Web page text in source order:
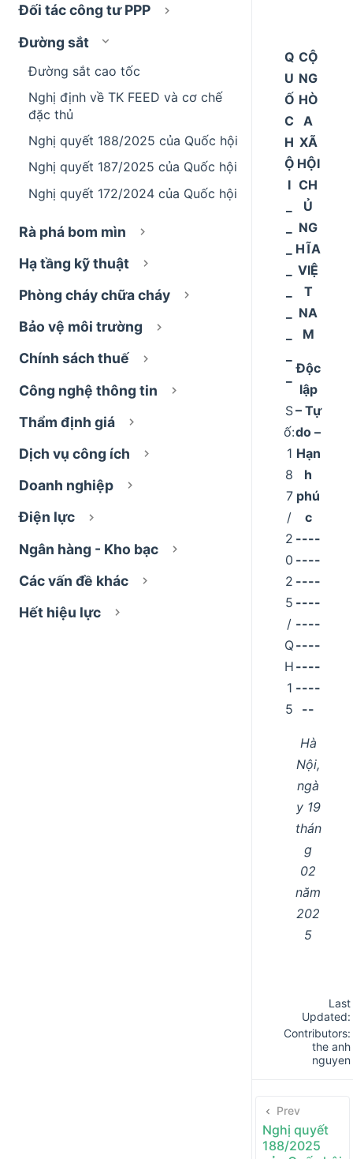
Đối tác công tư PPP
Đường sắt
Đường sắt cao tốc
Nghị định về TK FEED và cơ chế
đặc thủ
Nghị quyết 188/2025 của Quốc hội
Nghị quyết 187/2025 của Quốc hội
Nghị quyết 172/2024 của Quốc hội
Rà phá bom mìn
Hạ tầng kỹ thuật
Phòng cháy chữa cháy
Bảo vệ môi trường
Chính sách thuế
Công nghệ thông tin
Thẩm định giá
Dịch vụ công ích
Doanh nghiệp
Điện lực
Ngân hàng - Kho bạc
Các vấn đề khác
Hết hiệu lực
Q
U
Ố
C
H
Ộ
I
S
ố:
1
8
7
/
2
0
2
5
/
Q
H
1
5
CỘ
NG
HÒ
A
XÃ
HỘI
CH
Ủ
NG
HĨA
VIỆ
T
NA
M
Độc
lập
– Tự
do –
Hạn
h
phú
c
----
----
----
----
----
----
----
----
--
Hà
Nội,
ngà
y 19
thán
g
02
năm
202
5
Last
Updated:
Contributors:
the anh
nguyen
Prev
Nghị quyết
188/2025